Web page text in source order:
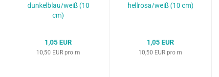
dunkelblau/weiß (10
cm)
1,05 EUR
10,50 EUR pro m
hellrosa/weiß (10 cm)
1,05 EUR
10,50 EUR pro m